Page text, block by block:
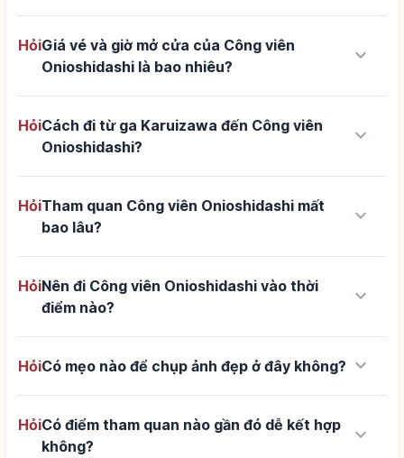
HỏiGiá vé và giờ mở cửa của Công viên
Onioshidashi là bao nhiêu?
keyboard_arrow_down
HỏiCách đi từ ga Karuizawa đến Công viên
Onioshidashi?
keyboard_arrow_down
HỏiTham quan Công viên Onioshidashi mất
bao lâu?
keyboard_arrow_down
HỏiNên đi Công viên Onioshidashi vào thời
điểm nào?
keyboard_arrow_down
HỏiCó mẹo nào để chụp ảnh đẹp ở đây không? keyboard_arrow_down
HỏiCó điểm tham quan nào gần đó dễ kết hợp
không?
keyboard_arrow_down